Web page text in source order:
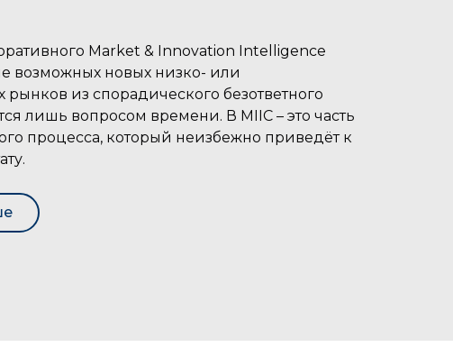
Market & Innovation Intelligence
возможных новых низко- или
рынков из спорадического безответного
лишь вопросом времени. В MIIC – это часть
процесса, который неизбежно приведёт к